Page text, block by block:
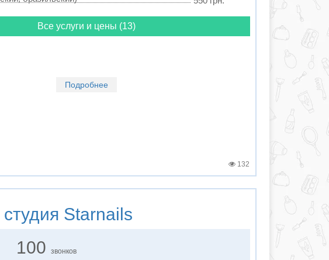
Все услуги и цены (13)
Подробнее
132
Starnails
100звонков